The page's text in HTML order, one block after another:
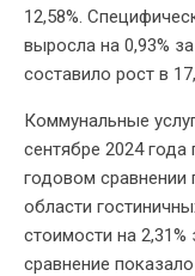
12,58%.
выросла на 0,93%
составило рост в
Коммунальные
сентябре 2024
годовом сравнении
области
стоимости на
сравнение